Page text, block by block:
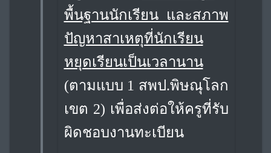
พื้นฐานนักเรียน และสภาพ
ปัญหาสาเหตุที่นักเรียน
หยุดเรียนเป็นเวลานาน
(ตามแบบ 1 สพป.พิษณุโลก
เขต 2) เพื่อส่งต่อให้ครูที่รับ
ผิดชอบงานทะเบียน